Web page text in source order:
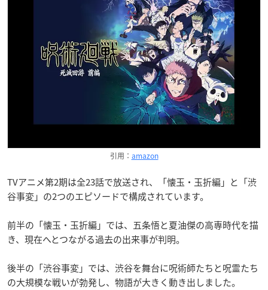
引用： amazon
TVアニメ第2期は全23話で放送され、「懐玉・玉折編」と「渋
谷事変」の2つのエピソードで構成されています。
前半の「懐玉・玉折編」では、五条悟と夏油傑の高専時代を描
き、現在へとつながる過去の出来事が判明。
後半の「渋谷事変」では、渋谷を舞台に呪術師たちと呪霊たち
の大規模な戦いが勃発し、物語が大きく動き出しました。